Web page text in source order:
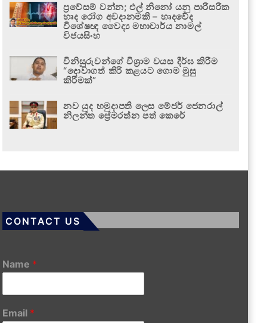
ප්‍රවේසම් වන්න; එල් නිනෝ යනු පාරිසරික
හෘද රෝග අවදානමකි – හෘදවේද
විශේෂඥ වෛද්‍ය මහාචාර්ය නාමල්
විජයසිංහ
විනිසුරුවන්ගේ විශ්‍රාම වයස දීර්ඝ කිරීම
“දොවාගත් කිරි කළයට ගොම මුසු
කිරීමක්”
නව යුද හමුදාපති ලෙස මේජර් ජෙනරාල්
නිලන්ත ප්‍රේමරත්න පත් කෙරේ
CONTACT US
Name *
Email *